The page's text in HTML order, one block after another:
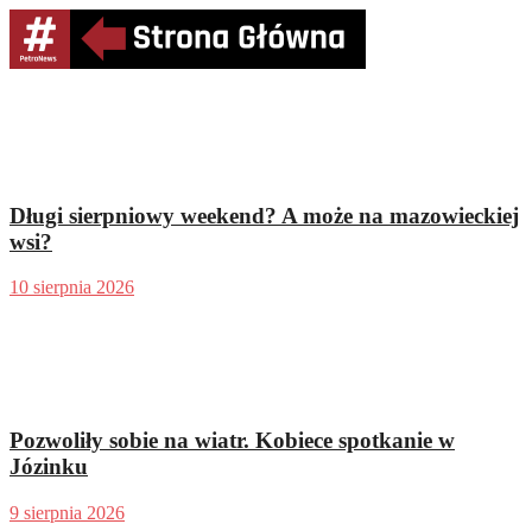
Długi sierpniowy weekend? A może na mazowieckiej
wsi?
10 sierpnia 2026
Pozwoliły sobie na wiatr. Kobiece spotkanie w
Józinku
9 sierpnia 2026